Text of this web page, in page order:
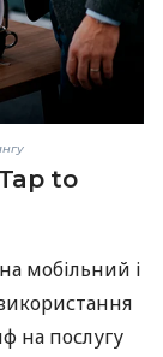
to
мобільний і
на послугу